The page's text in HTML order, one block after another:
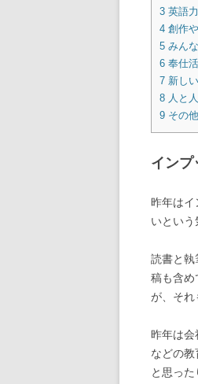
3 英語
4 創作
5 みん
6 奉仕
7 新し
8 人と
9 その他
インプ
昨年はイ
いという
読書と執
稿も含め
が、それ
昨年は会
などの
と思った